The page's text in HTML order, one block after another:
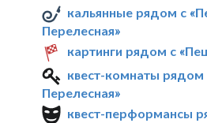
кальянные рядом с
Перелесная»
картинги рядом с
квест-комнаты
Перелесная»
квест-перформансы